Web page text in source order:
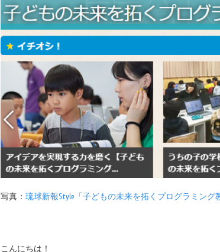
写真： 琉球新報Style「子どもの未来を拓くプログラミング
こんにちは！